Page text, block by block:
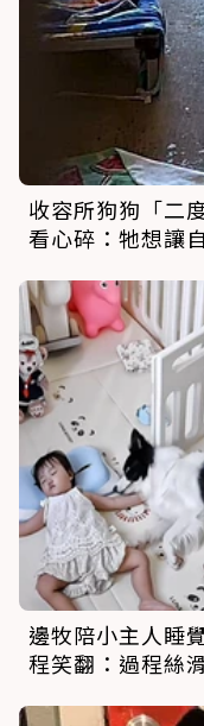
收容所狗狗「二
看心碎：牠想讓
邊牧陪小主人睡
程笑翻：過程絲